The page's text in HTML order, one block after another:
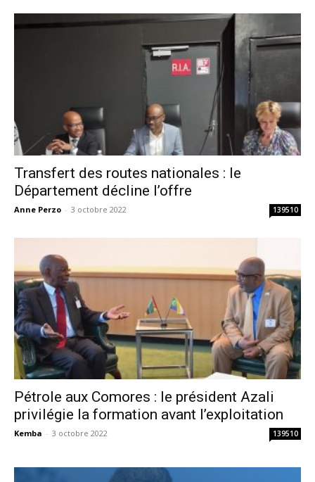
Transfert des routes nationales : le
Département décline l’offre
Anne Perzo - 3 octobre 2022 139510
Pétrole aux Comores : le président Azali
privilégie la formation avant l’exploitation
Kemba - 3 octobre 2022 139510